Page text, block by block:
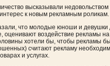
высказывали
к новым рекламным роликам.
что молодые юноши и
оценивают воздействие рекламы
хотели бы, чтобы рекламы
считают рекламу
и услугах.